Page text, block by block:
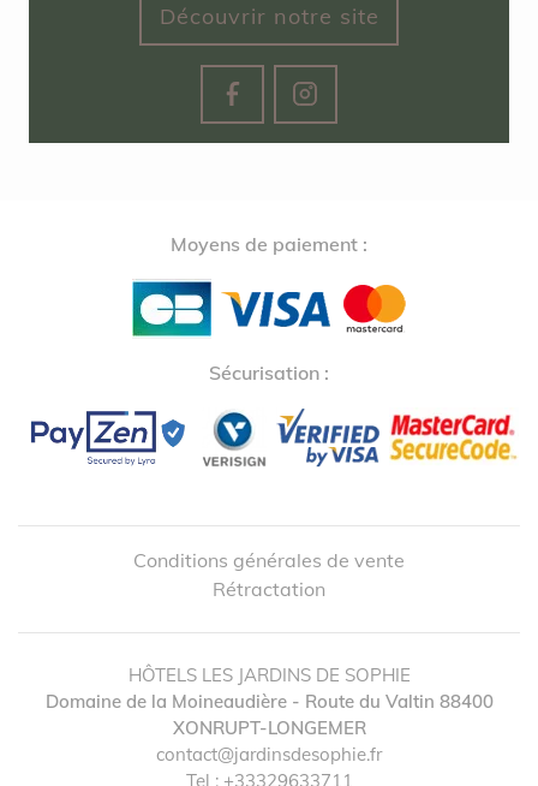
Découvrir notre site
Moyens de paiement :
Sécurisation :
Conditions générales de vente
Rétractation
HÔTELS LES JARDINS DE SOPHIE
Domaine de la Moineaudière - Route du Valtin 88400
XONRUPT-LONGEMER
contact@jardinsdesophie.fr
Tel : +33329633711